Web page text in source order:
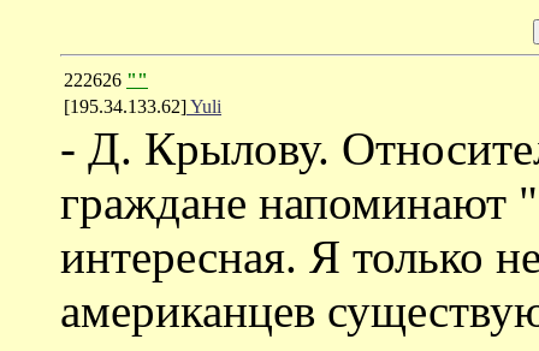
222626 ""
[195.34.133.62]Yuli
- Д. Крылову.
граждане напоминают
интересная. Я только
американцев